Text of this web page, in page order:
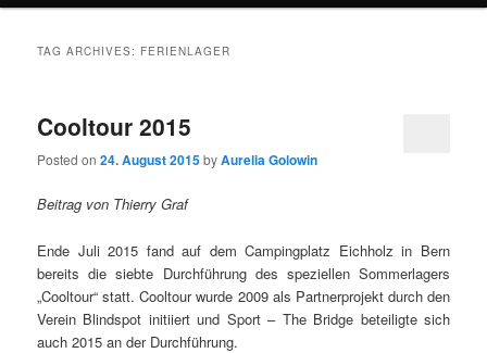
TAG ARCHIVES: FERIENLAGER
Cooltour 2015
Posted on24. August 2015byAurelia Golowin
Beitrag von Thierry Graf
Ende Juli 2015 fand auf dem Campingplatz Eichholz in Bern
bereits die siebte Durchführung des speziellen Sommerlagers
„Cooltour“ statt. Cooltour wurde 2009 als Partnerprojekt durch den
Verein Blindspot initiiert und Sport – The Bridge beteiligte sich
auch 2015 an der Durchführung.